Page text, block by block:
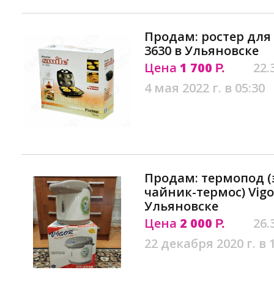
Продам: ростер для
3630 в Ульяновске
Цена 1 700 Р.
4 мая 2022 г. в 05:30
Продам: термопод
чайник-термос)
Ульяновске
Цена 2 000 Р.
22 декабря 2020 г. в